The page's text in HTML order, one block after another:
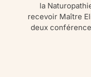
la
recevoir Maître
deux